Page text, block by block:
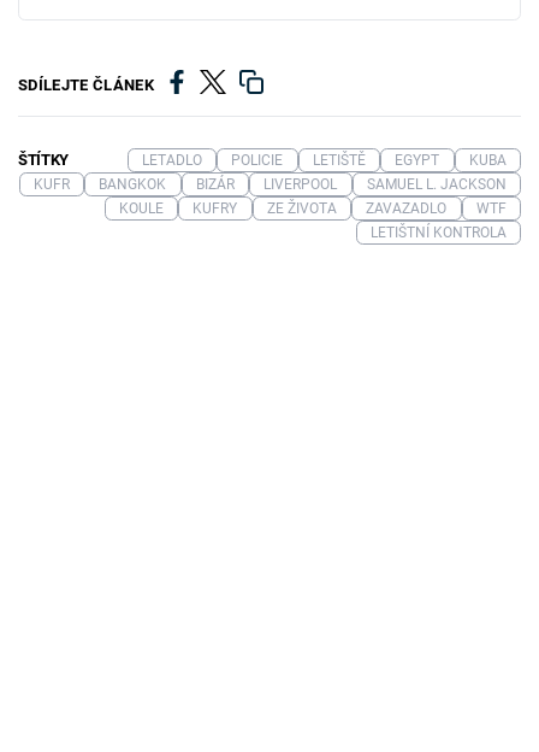
SDÍLEJTE ČLÁNEK
ŠTÍTKY LETADLO POLICIE LETIŠTĚ EGYPT
KUBA
KUFR
BANGKOK BIZÁR LIVERPOOL
SAMUEL L. JACKSON
KOULE
KUFRY ZE ŽIVOTA ZAVAZADLO
WTF
LETIŠTNÍ KONTROLA